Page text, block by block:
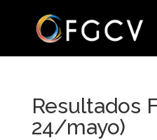
Resultados
24/mayo)